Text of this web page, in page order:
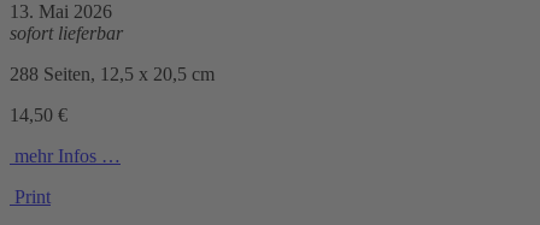
13. Mai 2026
sofort lieferbar
288 Seiten, 12,5 x 20,5 cm
14,50 €
mehr Infos …
Print